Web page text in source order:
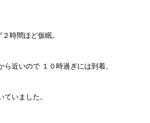
時間ほど仮眠。
ら近いので １０時過ぎには到着。
いました。